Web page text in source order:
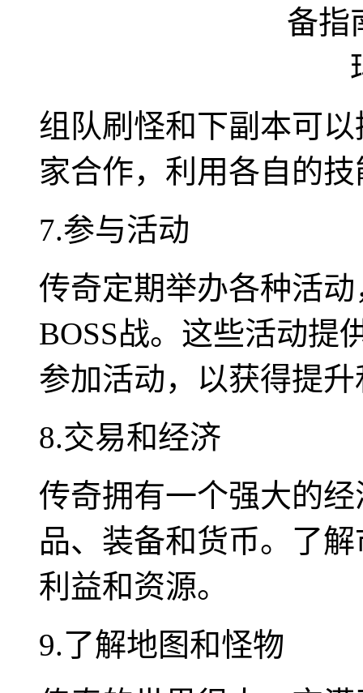
组队刷怪和下副本可
家合作，利用各自的
7.参与活动
传奇定期举办各种活
BOSS战。这些活动提
参加活动，以获得提
8.交易和经济
传奇拥有一个强大的
品、装备和货币。了
利益和资源。
9.了解地图和怪物